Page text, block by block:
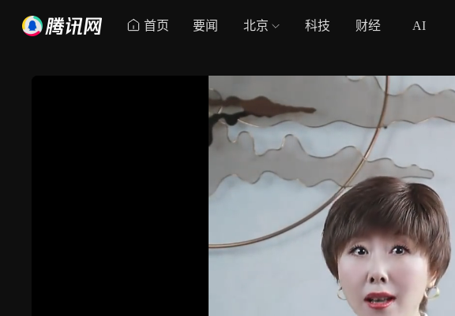
首页 要闻 北京 科技 财经 AI